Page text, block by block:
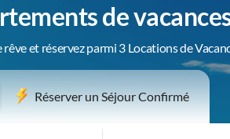
de
et réservez parmi 3 Locations de
Réserver un Séjour Confirmé